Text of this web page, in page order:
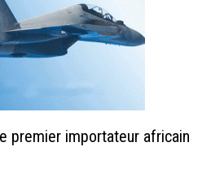
premier importateur africain